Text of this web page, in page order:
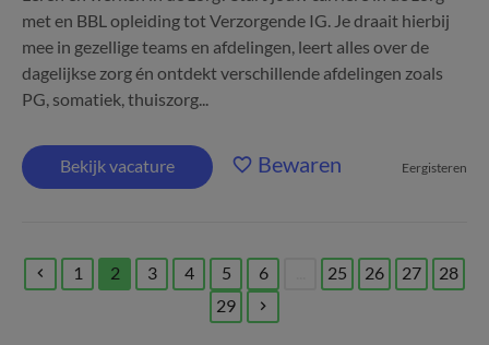
met en BBL opleiding tot Verzorgende IG. Je draait hierbij
mee in gezellige teams en afdelingen, leert alles over de
dagelijkse zorg én ontdekt verschillende afdelingen zoals
PG, somatiek, thuiszorg...
Bekijk vacature Bewaren Eergisteren
1
2
(current)
3 4 5 6 25 26 27
28
29